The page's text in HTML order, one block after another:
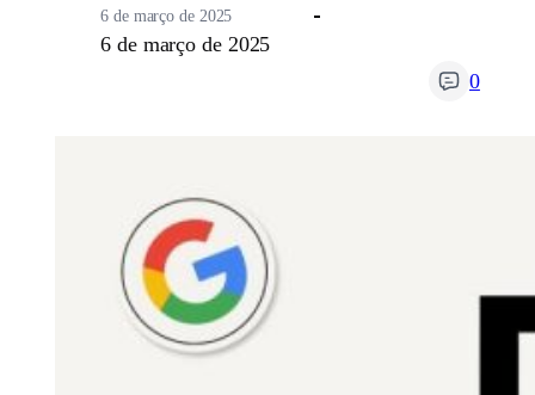
6 de março de 2025
6 de março de 2025
0